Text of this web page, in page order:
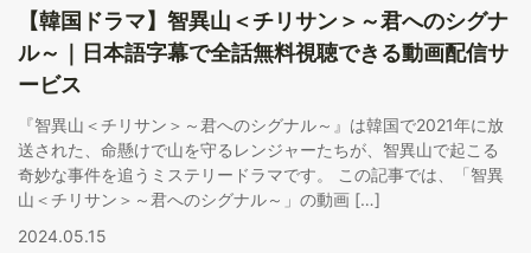
【韓国ドラマ】智異山＜チリサン＞～君へのシグナ
ル～｜日本語字幕で全話無料視聴できる動画配信サ
ービス
『智異山＜チリサン＞～君へのシグナル～』は韓国で2021年に放
送された、命懸けで山を守るレンジャーたちが、智異山で起こる
奇妙な事件を追うミステリードラマです。 この記事では、「智異
山＜チリサン＞～君へのシグナル～」の動画 […]
2024.05.15